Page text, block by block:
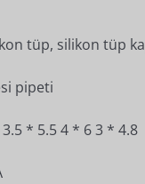
tüp, silikon tüp
pipeti
3.5 * 5.5 4 * 6 3 * 4.8